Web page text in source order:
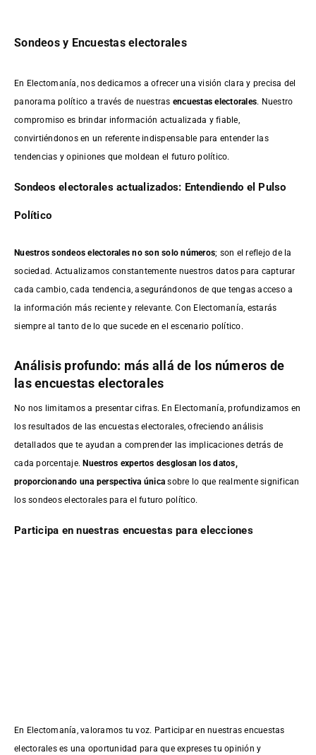
Sondeos y Encuestas electorales
En Electomanía, nos dedicamos a ofrecer una visión clara y precisa del
panorama político a través de nuestras encuestas electorales. Nuestro
compromiso es brindar información actualizada y fiable,
convirtiéndonos en un referente indispensable para entender las
tendencias y opiniones que moldean el futuro político.
Sondeos electorales actualizados: Entendiendo el Pulso
Político
Nuestros sondeos electorales no son solo números; son el reflejo de la
sociedad. Actualizamos constantemente nuestros datos para capturar
cada cambio, cada tendencia, asegurándonos de que tengas acceso a
la información más reciente y relevante. Con Electomanía, estarás
siempre al tanto de lo que sucede en el escenario político.
Análisis profundo: más allá de los números de
las encuestas electorales
No nos limitamos a presentar cifras. En Electomanía, profundizamos en
los resultados de las encuestas electorales, ofreciendo análisis
detallados que te ayudan a comprender las implicaciones detrás de
cada porcentaje. Nuestros expertos desglosan los datos,
proporcionando una perspectiva única sobre lo que realmente significan
los sondeos electorales para el futuro político.
Participa en nuestras encuestas para elecciones
En Electomanía, valoramos tu voz. Participar en nuestras encuestas
electorales es una oportunidad para que expreses tu opinión y